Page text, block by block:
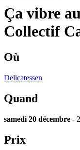
Ça vibre
Collectif
Où
Delicatessen
Quand
samedi 20 décembre -
Prix